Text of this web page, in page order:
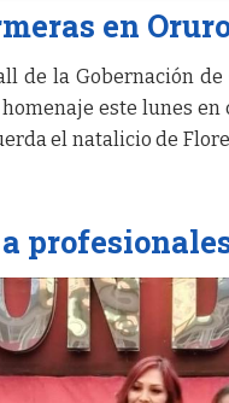
en
de la Gobernación de
este lunes
el natalicio de